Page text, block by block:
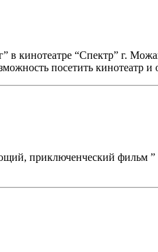
кинотеатре “Спектр” г.
посетить кинотеатр и
приключенческий фильм